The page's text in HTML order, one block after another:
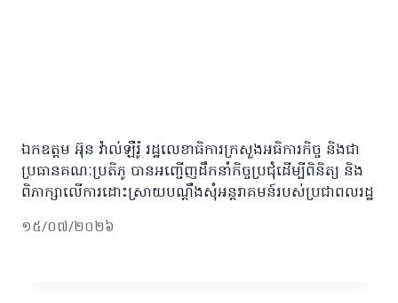
ឯកឧត្តម អ៊ុន វ៉ាល់ឡឺរ៉ូ រដ្ឋលេខាធិការក្រសួងអធិការកិច្ច និងជា
ប្រធានគណៈប្រតិភូ បានអញ្ជើញដឹកនាំកិច្ចប្រជុំដើម្បីពិនិត្យ និង
ពិភាក្សាលើការដោះស្រាយបណ្តឹងសុំអន្តរាគមន៍របស់ប្រជាពលរដ្ឋ
១៥/០៧/២០២៦